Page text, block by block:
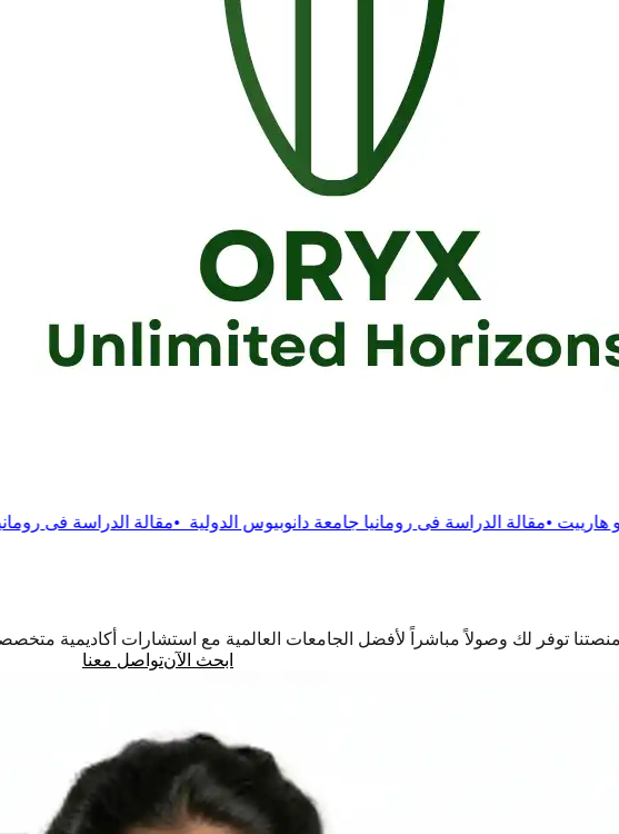
فى رومانيا جامعة دانوبيوس الدولية •مقالة الدراسة فى رومانيا جامعة بوخارست
منصتنا توفر لك وصولاً مباشراً لأفضل الجامعات العالمية مع استشارات أكاديمية
ابحث الآنتواصل معنا